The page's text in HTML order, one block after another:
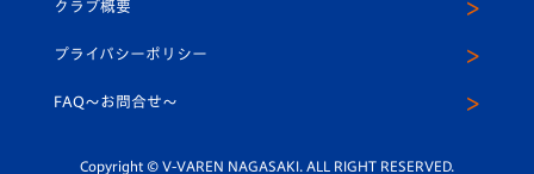
平和祈念活動
ホームタウン活動
スクール
公式LINE＠
クラブ概要
プライバシーポリシー
FAQ〜お問合せ〜
Copyright © V-VAREN NAGASAKI. ALL RIGHT RESERVED.